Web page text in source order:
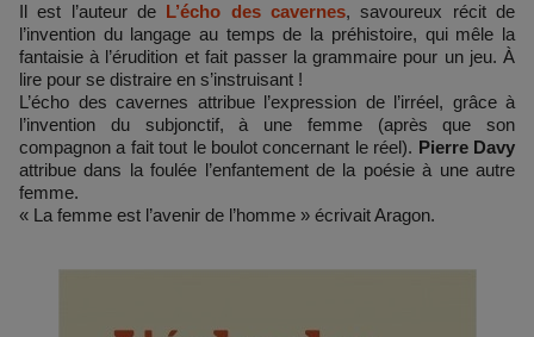
Il est l’auteur de L’écho des cavernes, savoureux récit de
l’invention du langage au temps de la préhistoire, qui mêle la
fantaisie à l’érudition et fait passer la grammaire pour un jeu. À
lire pour se distraire en s’instruisant !
L’écho des cavernes attribue l’expression de l’irréel, grâce à
l’invention du subjonctif, à une femme (après que son
compagnon a fait tout le boulot concernant le réel). Pierre Davy
attribue dans la foulée l’enfantement de la poésie à une autre
femme.
« La femme est l’avenir de l’homme » écrivait Aragon.